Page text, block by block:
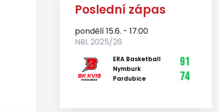
Poslední zápas
pondělí 15.6. - 17:00
NBL 2025/26
ERA Basketball
Nymburk
Pardubice
91
74